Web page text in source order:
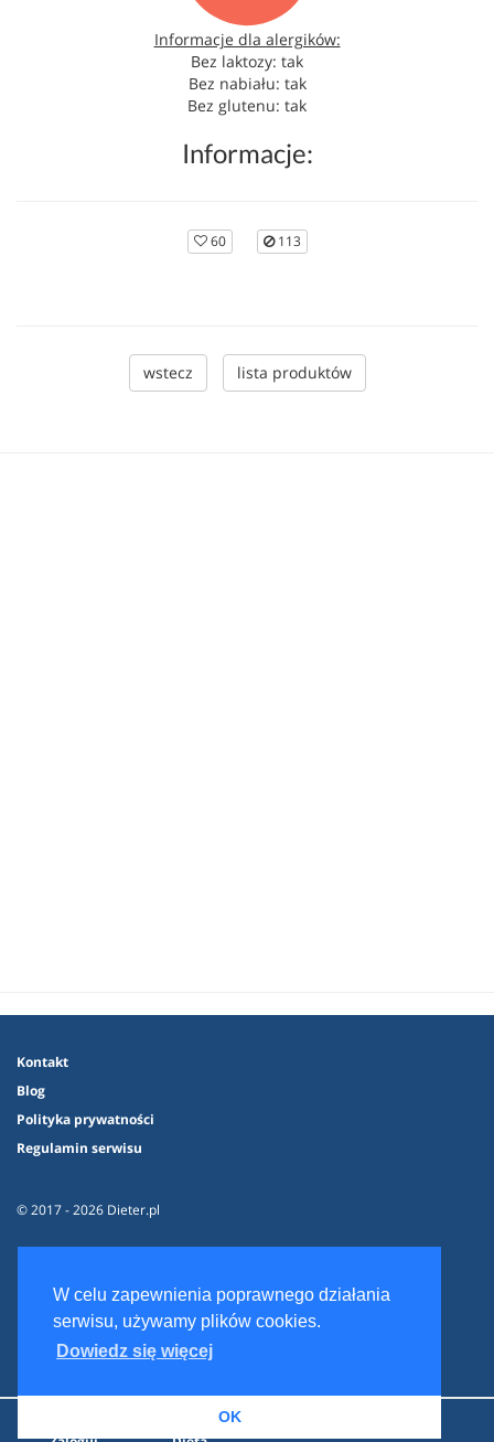
W celu zapewnienia poprawnego działania
serwisu, używamy plików cookies.
Dowiedz się więcej
OK
Informacje dla alergików:
Bez laktozy: tak
Bez nabiału: tak
Bez glutenu: tak
Informacje:
60 113
wstecz lista produktów
Kontakt
Blog
Polityka prywatności
Regulamin serwisu
© 2017 - 2026 Dieter.pl